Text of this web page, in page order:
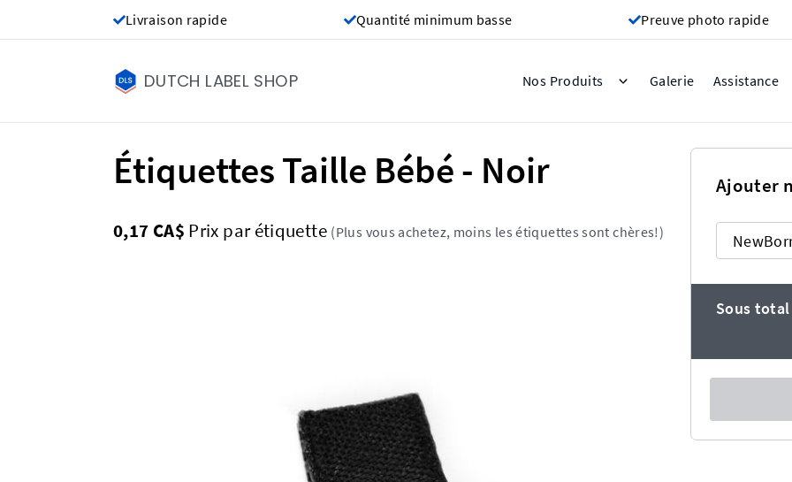
Livraison rapide Quantité minimum basse Preuve photo rapide
DUTCH LABEL SHOP Nos Produits Galerie Assistance
Étiquettes Taille Bébé - Noir
0,17 CA$ Prix ​​par étiquette (Plus vous achetez, moins les étiquettes sont chères!)
Ajouter
Sous total